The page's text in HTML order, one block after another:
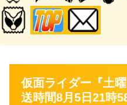
仮面ライダー『土
送時間8月5日21時